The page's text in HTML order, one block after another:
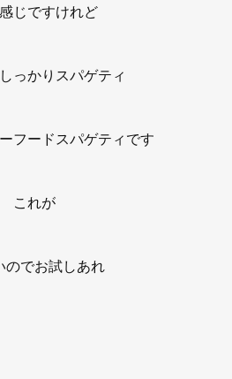
じですけれど
っかりスパゲティ
フードスパゲティです
これが
のでお試しあれ